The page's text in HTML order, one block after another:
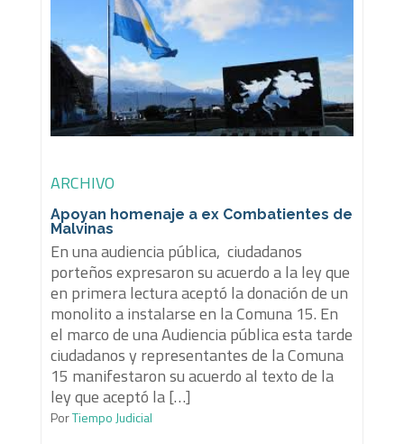
ARCHIVO
Apoyan homenaje a ex Combatientes de
Malvinas
En una audiencia pública, ciudadanos
porteños expresaron su acuerdo a la ley que
en primera lectura aceptó la donación de un
monolito a instalarse en la Comuna 15. En
el marco de una Audiencia pública esta tarde
ciudadanos y representantes de la Comuna
15 manifestaron su acuerdo al texto de la
ley que aceptó la […]
PorTiempo Judicial